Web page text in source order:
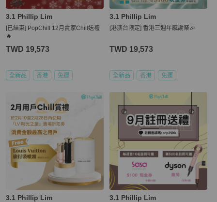
3.1 Phillip Lim
[已結束] PopChill 12月賣家Chill送禮
🔥
TWD 19,573
全新品 香港 免運
3.1 Phillip Lim
[港澳台限定] 香港三週年感謝祭🎉
TWD 19,573
全新品 香港 免運
3.1 Phillip Lim 3.1 Phillip Lim